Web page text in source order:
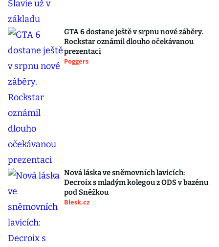
GTA 6 dostane ještě v srpnu nové záběry.
Rockstar oznámil dlouho očekávanou
prezentaci
Poggers
Nová láska ve sněmovních lavicích:
Decroix s mladým kolegou z ODS v bazénu
pod Sněžkou
Blesk.cz